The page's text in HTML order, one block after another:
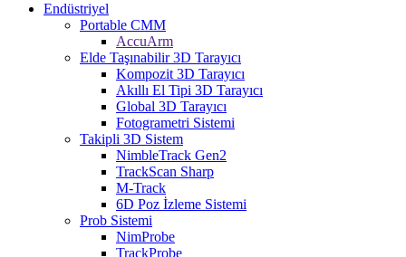
Endüstriyel
Portable CMM
AccuArm
Elde Taşınabilir 3D Tarayıcı
Kompozit 3D Tarayıcı
Akıllı El Tipi 3D Tarayıcı
Global 3D Tarayıcı
Fotogrametri Sistemi
Takipli 3D Sistem
NimbleTrack Gen2
TrackScan Sharp
M-Track
6D Poz İzleme Sistemi
Prob Sistemi
NimProbe
TrackProbe